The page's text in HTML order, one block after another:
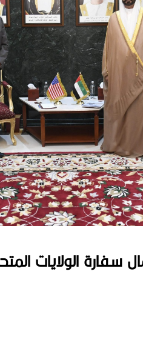
سفارة الولايات